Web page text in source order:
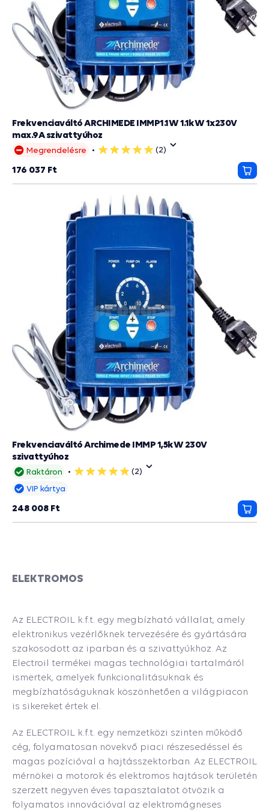
Megrendelésre
5
(2)
Frekvenciaváltó ARCHIMEDE IMMP1.1W 1.1kW 1x230V
max.9A szivattyúhoz
176 037 Ft
Raktáron
5
(2)
Frekvenciaváltó Archimede IMMP 1,5kW 230V
szivattyúhoz
VIP kártya
248 008 Ft
ELEKTROMOS
Az ELECTROIL k.f.t. egy megbízható vállalat, amely
elektronikus vezérlőknek tervezésére és gyártására
szakosodott az iparban és a szivattyúkhoz. Az
Electroil termékei magas technológiai tartalmáról
ismertek, amelyek funkcionalitásuknak és
megbízhatóságuknak köszönhetően a világpiacon
is sikereket értek el.
Az ELECTROIL k.f.t. egy nemzetközi szinten működő
cég, folyamatosan növekvő piaci részesedéssel és
magas pozícióval a hajtásszektorban. Az ELECTROIL
mérnökei a motorok és elektromos hajtások területén
szerzett negyven éves tapasztalatot ötvözik a
folyamatos innovációval az elektromágneses